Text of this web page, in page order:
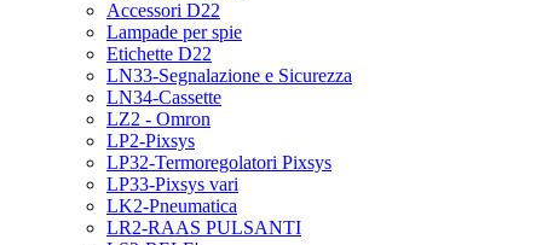
Accessori D22
Lampade per spie
Etichette D22
LN33-Segnalazione e Sicurezza
LN34-Cassette
LZ2 - Omron
LP2-Pixsys
LP32-Termoregolatori Pixsys
LP33-Pixsys vari
LK2-Pneumatica
LR2-RAAS PULSANTI